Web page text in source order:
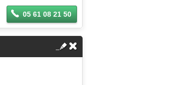
05 61 08 21 50